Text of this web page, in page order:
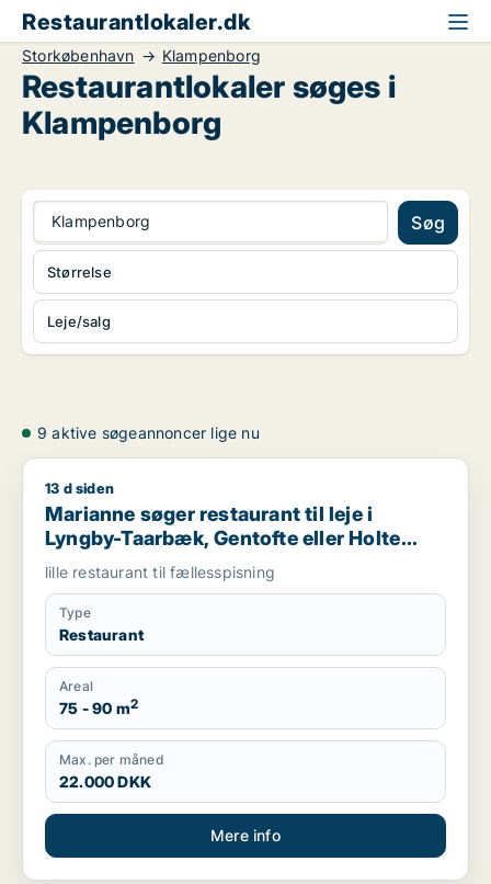
Restaurantlokaler.dk
Storkøbenhavn Klampenborg
Restaurantlokaler søges i
Klampenborg
Klampenborg Søg
Leje/salg
Størrelse
9 aktive søgeannoncer lige nu
Marianne søger restaurant til leje i Lyngby-Taarbæk,
13 d siden
Marianne søger restaurant til leje i
Lyngby-Taarbæk, Gentofte eller Holte
m.fl.
lille restaurant til fællesspisning
Type
Restaurant
Areal
75 - 90 m2
Max. per måned
22.000 DKK
Mere info